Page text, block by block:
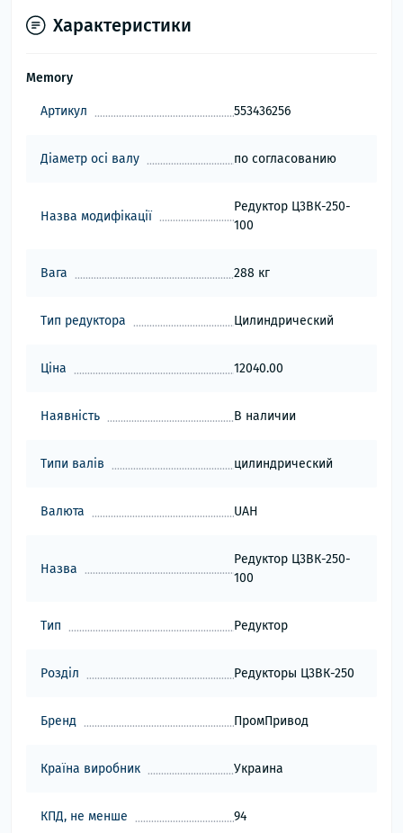
Характеристики
Memory
Артикул 553436256
Діаметр осі валу по согласованию
Назва модифікації
Редуктор Ц3ВК-250-
100
Вага 288 кг
Тип редуктора Цилиндрический
Ціна 12040.00
Наявність В наличии
Типи валів цилиндрический
Валюта UAH
Назва
Редуктор Ц3ВК-250-
100
Тип Редуктор
Розділ Редукторы Ц3ВК-250
Бренд ПромПривод
Країна виробник Украина
КПД, не менше 94